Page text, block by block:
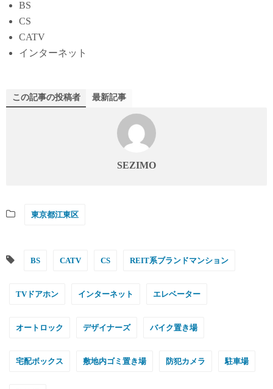
BS
CS
CATV
インターネット
この記事の投稿者 最新記事
SEZIMO
東京都江東区
BS CATV CS REIT系ブランドマンション
TVドアホン インターネット エレベーター
オートロック デザイナーズ バイク置き場
宅配ボックス 敷地内ゴミ置き場 防犯カメラ 駐車場